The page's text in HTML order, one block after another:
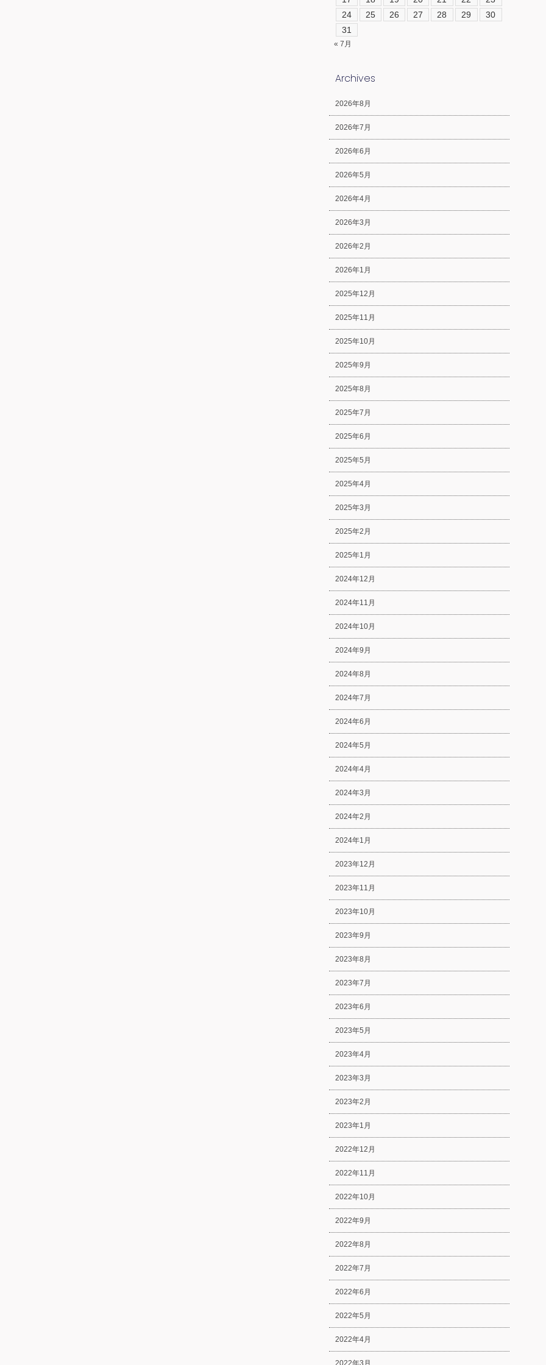
24
25 26 27 28 29
30
31
« 7月
Archives
2026年8月
2026年7月
2026年6月
2026年5月
2026年4月
2026年3月
2026年2月
2026年1月
2025年12月
2025年11月
2025年10月
2025年9月
2025年8月
2025年7月
2025年6月
2025年5月
2025年4月
2025年3月
2025年2月
2025年1月
2024年12月
2024年11月
2024年10月
2024年9月
2024年8月
2024年7月
2024年6月
2024年5月
2024年4月
2024年3月
2024年2月
2024年1月
2023年12月
2023年11月
2023年10月
2023年9月
2023年8月
2023年7月
2023年6月
2023年5月
2023年4月
2023年3月
2023年2月
2023年1月
2022年12月
2022年11月
2022年10月
2022年9月
2022年8月
2022年7月
2022年6月
2022年5月
2022年4月
2022年3月